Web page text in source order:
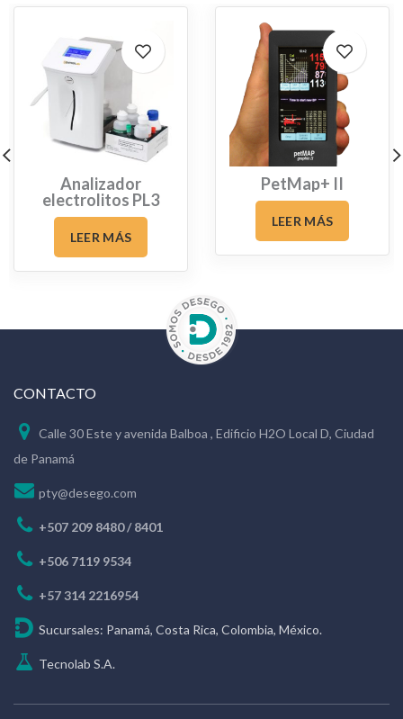
Analizador
electrolitos PL3
Vet
LEER MÁS
PetMap+ II
LEER MÁS
CONTACTO
Calle 30 Este y avenida Balboa , Edificio H2O Local D, Ciudad
de Panamá
pty@desego.com
+507 209 8480 / 8401
+506 7119 9534
+57 314 2216954
Sucursales: Panamá, Costa Rica, Colombia, México.
Tecnolab S.A.